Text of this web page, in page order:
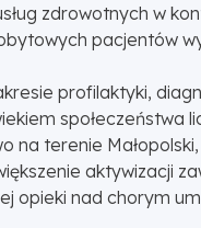
zdrowotnych w
pacjentów
profilaktyki,
społeczeństwa
na terenie Małopolski,
aktywizacji
opieki nad chorym